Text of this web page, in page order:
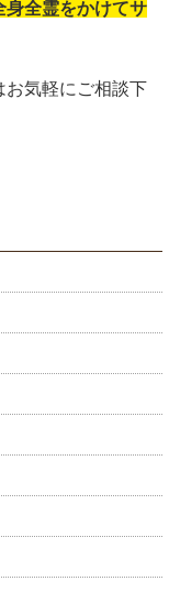
身全霊をかけてサ
お気軽にご相談下